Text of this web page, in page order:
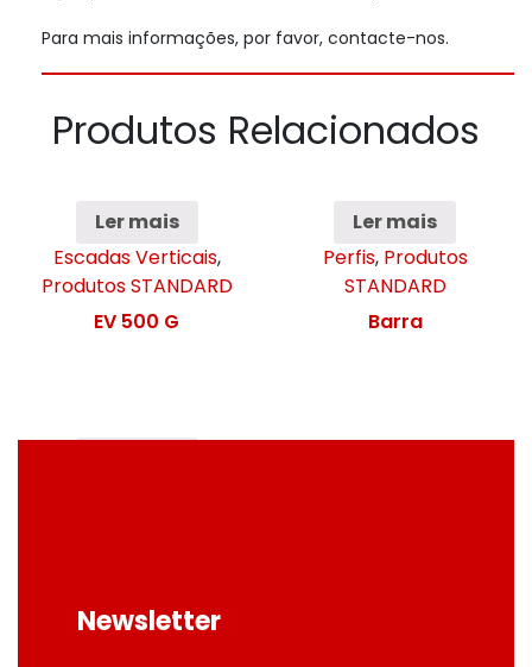
Para mais informações, por favor, contacte-nos.
Produtos Relacionados
Ler mais
Escadas Verticais,
Produtos STANDARD
EV 500 G
Ler mais
Perfis, Produtos
STANDARD
Barra
Newsletter